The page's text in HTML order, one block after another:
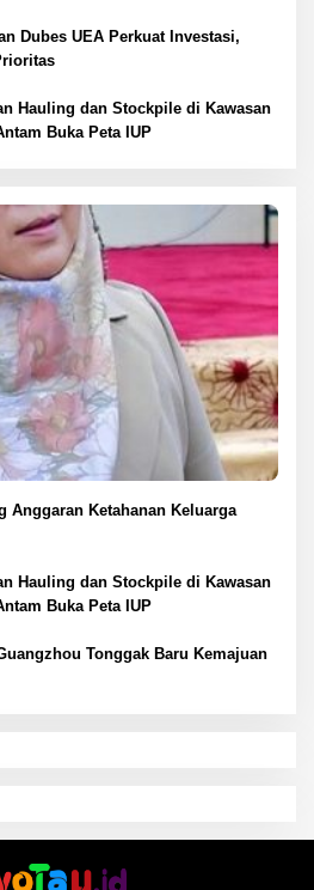
Dubes UEA Perkuat Investasi,
Hauling dan Stockpile di Kawasan
Buka Peta IUP
Anggaran Ketahanan Keluarga
Hauling dan Stockpile di Kawasan
Buka Peta IUP
Tonggak Baru Kemajuan